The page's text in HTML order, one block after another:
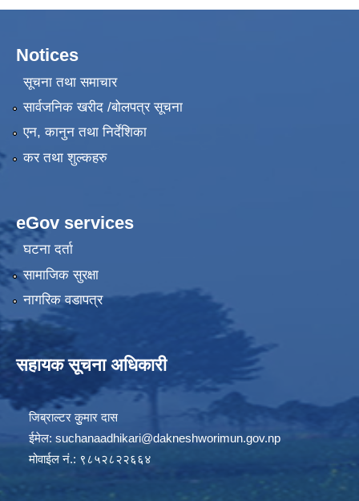
Notices
सूचना तथा समाचार
सार्वजनिक खरीद /बोलपत्र सूचना
एन, कानुन तथा निर्देशिका
कर तथा शुल्कहरु
eGov services
घटना दर्ता
सामाजिक सुरक्षा
नागरिक वडापत्र
सहायक सूचना अधिकारी
जिब्राल्टर कुुमार दास
ईमेल: suchanaadhikari@dakneshworimun.gov.np
मोवाईल नं.: ९८५२८२२६६४